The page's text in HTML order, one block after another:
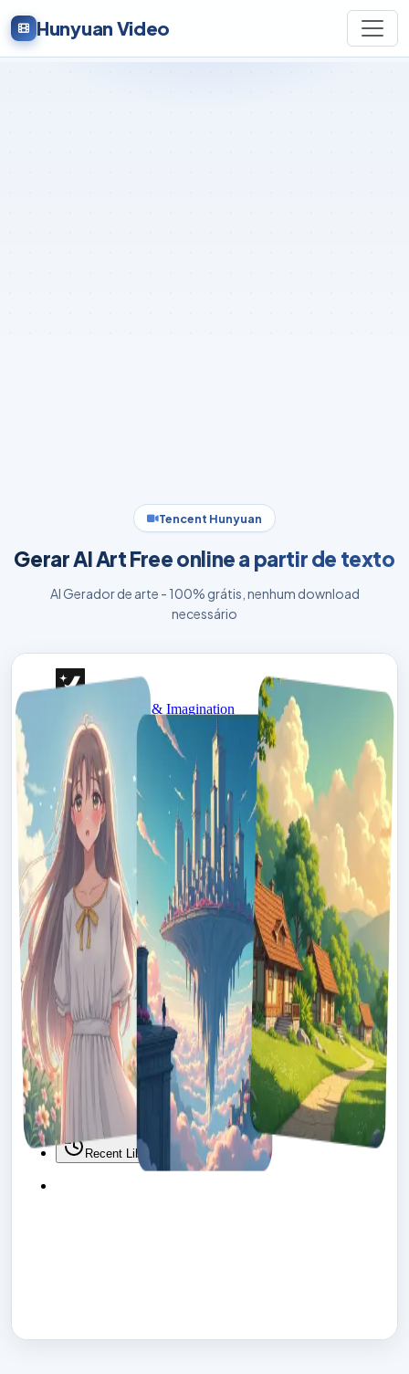
Hunyuan Video
Tencent Hunyuan
Gerar AI Art Free online a partir de texto
AI Gerador de arte - 100% grátis, nenhum download
necessário